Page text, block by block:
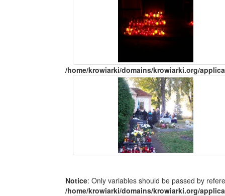
/home/krowiarki/domains/krowiarki.org/
Notice: Only variables should be passed by
/home/krowiarki/domains/krowiarki.org/